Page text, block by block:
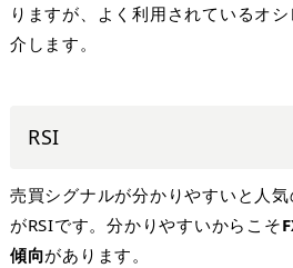
りますが、よく利用されているオ
介します。
RSI
売買シグナルが分かりやすいと人
がRSIです。分かりやすいからこそ
傾向があります。